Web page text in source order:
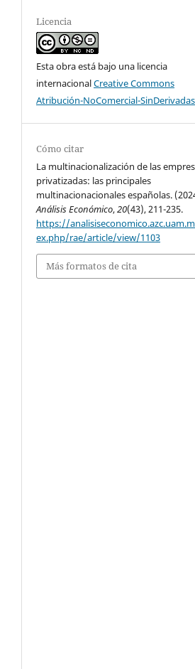
Licencia
Esta obra está bajo una licencia
internacionalCreative Commons
Atribución-NoComercial-
Cómo citar
La multinacionalización de las
privatizadas: las principales
multinacionacionales españolas.
Análisis Económico,20(43), 211-235.
https://
ex.php/rae/article/view/1103
Más formatos de cita